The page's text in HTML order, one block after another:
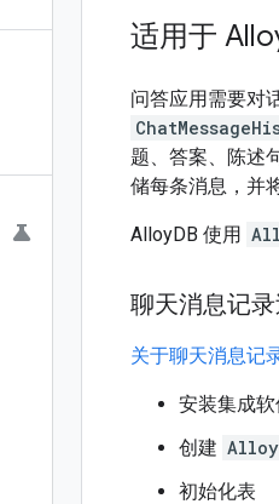
适用于
问答应用需要对
题、答案、陈述
储每条消息，并
AlloyDB 使用
聊天消息记
关于聊天消息记
安装集成软
创建
初始化表